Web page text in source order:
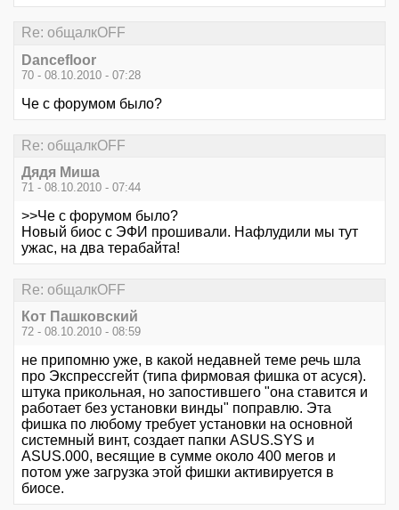
Re: общалкOFF
Dancefloor
70 - 08.10.2010 - 07:28
Че с форумом было?
Re: общалкOFF
Дядя Миша
71 - 08.10.2010 - 07:44
>>Че с форумом было?
Новый биос с ЭФИ прошивали. Нафлудили мы тут
ужас, на два терабайта!
Re: общалкOFF
Кот Пашковский
72 - 08.10.2010 - 08:59
не припомню уже, в какой недавней теме речь шла
про Экспрессгейт (типа фирмовая фишка от асуся).
штука прикольная, но запостившего "она ставится и
работает без установки винды" поправлю. Эта
фишка по любому требует установки на основной
системный винт, создает папки ASUS.SYS и
ASUS.000, весящие в сумме около 400 мегов и
потом уже загрузка этой фишки активируется в
биосе.